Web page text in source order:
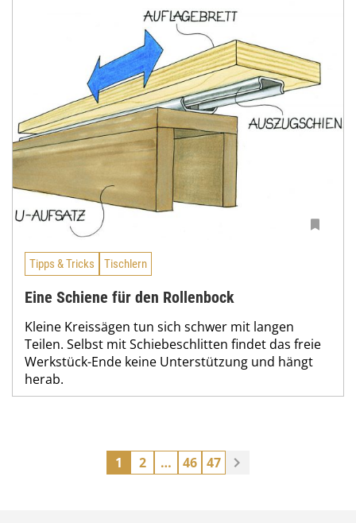
Tipps & Tricks Tischlern
Eine Schiene für den Rollenbock
Kleine Kreissägen tun sich schwer mit langen
Teilen. Selbst mit Schiebeschlitten findet das freie
Werkstück-Ende keine Unterstützung und hängt
herab.
1 2 … 46 47